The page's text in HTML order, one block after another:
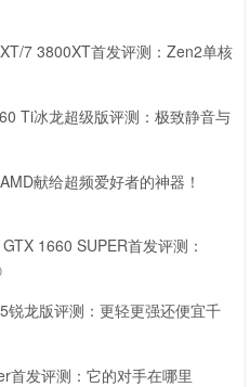
7 3800XT首发评测：Zen2单核
Ti冰龙超级版评测：极致静音与
献给超频爱好者的神器！
1660 SUPER首发评测：
龙版评测：更轻更强还便宜千
首发评测：它的对手在哪里